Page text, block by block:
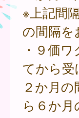
※上記間
の間隔を
・９価
てから受
２か月
ら６か